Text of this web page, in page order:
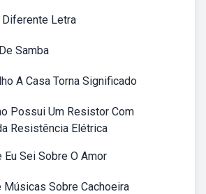
Diferente Letra
Samba
A Casa Torna Significado
Possui Um Resistor Com
Resistência Elétrica
Eu Sei Sobre O Amor
Músicas Sobre Cachoeira